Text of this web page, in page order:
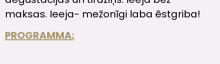
maksas. Ieeja- mežonīgi laba ēstgriba!
PROGRAMMA: